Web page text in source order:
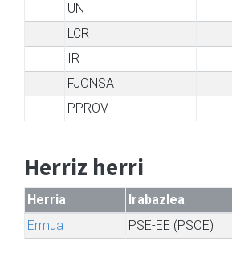
UN
LCR
IR
FJONSA
PPROV
Herriz herri
Herria
Irabazlea
Ermua
PSE-EE (PSOE)